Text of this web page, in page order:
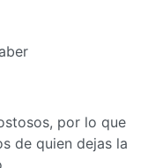
por lo que
de quien dejas la